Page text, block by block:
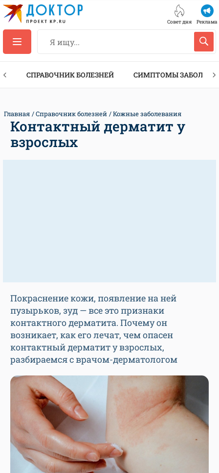
Совет дня Реклама
СПРАВОЧНИК БОЛЕЗНЕЙ СИМПТОМЫ
Главная Справочник болезней Кожные заболевания
Контактный дерматит у
взрослых
Покраснение кожи, появление на ней
пузырьков, зуд — все это признаки
контактного дерматита. Почему он
возникает, как его лечат, чем опасен
контактный дерматит у взрослых,
разбираемся с врачом-дерматологом